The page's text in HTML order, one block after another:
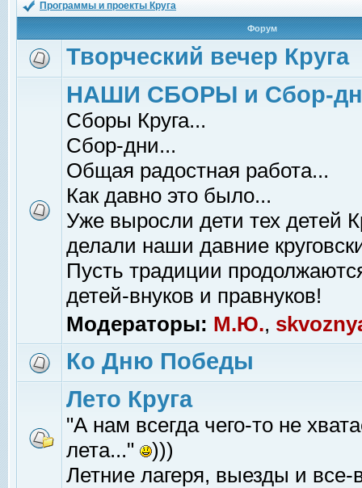
Программы и проекты Круга
Форум
Творческий вечер Круга
НАШИ СБОРЫ и Сбор-
Сборы Круга...
Сбор-дни...
Общая радостная работа...
Как давно это было...
Уже выросли дети тех детей
делали наши давние
Пусть традиции
детей-внуков и правнуков!
Модераторы: М.Ю.,
Ко Дню Победы
Лето Круга
"А нам всегда чего-то не
лета..."
)))
Летние лагеря, выезды и все-